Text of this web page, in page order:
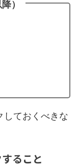
）
しておくべきな
ること